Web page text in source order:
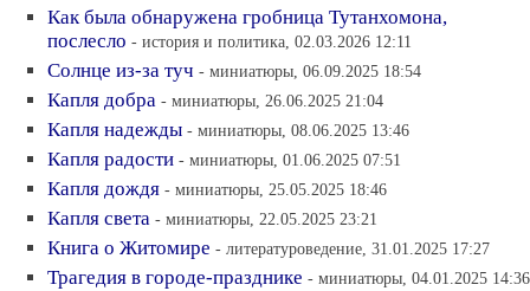
Как была обнаружена гробница Тутанхомона,
послесло - история и политика, 02.03.2026 12:11
Солнце из-за туч - миниатюры, 06.09.2025 18:54
Капля добра - миниатюры, 26.06.2025 21:04
Капля надежды - миниатюры, 08.06.2025 13:46
Капля радости - миниатюры, 01.06.2025 07:51
Капля дождя - миниатюры, 25.05.2025 18:46
Капля света - миниатюры, 22.05.2025 23:21
Книга о Житомире - литературоведение, 31.01.2025 17:27
Трагедия в городе-празднике - миниатюры, 04.01.2025 14:36